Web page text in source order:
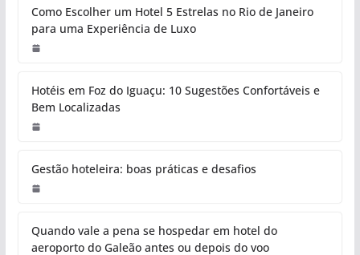
Como Escolher um Hotel 5 Estrelas no Rio de Janeiro
para uma Experiência de Luxo
Hotéis em Foz do Iguaçu: 10 Sugestões Confortáveis e
Bem Localizadas
Gestão hoteleira: boas práticas e desafios
Quando vale a pena se hospedar em hotel do
aeroporto do Galeão antes ou depois do voo